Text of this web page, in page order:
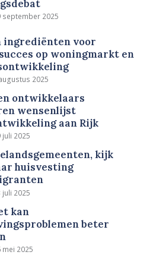
september 2025
ingrediënten voor
op woningmarkt en
2025
ontwikkelaars
wensenlijst
aan Rijk
juli 2025
kijk
huisvesting
juli 2025
kan
beter
mei 2025